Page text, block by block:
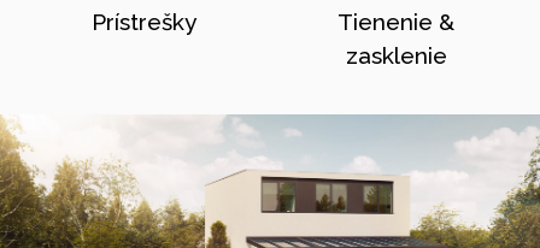
Prístrešky
Tienenie &
zasklenie